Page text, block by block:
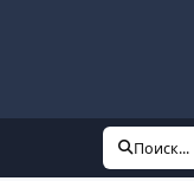
Поиск...